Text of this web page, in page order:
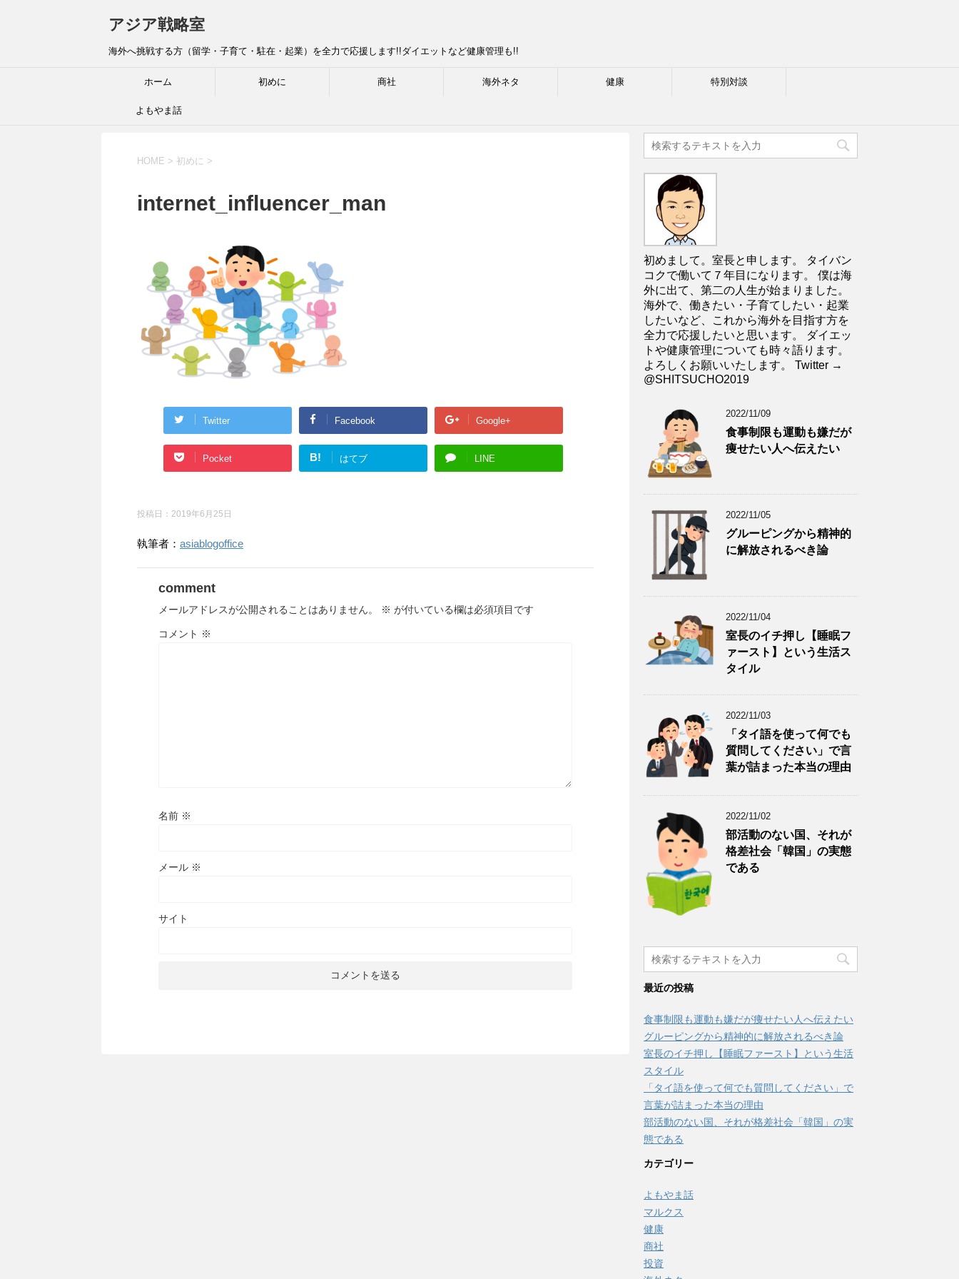
アジア戦略室
海外へ挑戦する方（留学・子育て・駐在・起業）を全力で応援します!!ダイエットなど健康管理も!!
ホーム 初めに 商社 海外ネタ 健康 特別対談
よもやま話
HOME > 初めに >
internet_influencer_man
Twitter Facebook Google+
Pocket B! はてブ LINE
投稿日： 2019年6月25日
執筆者： asiablogoffice
comment
メールアドレスが公開されることはありません。 ※ が付いている欄は必須項目です
コメント ※
名前 ※
メール ※
サイト
初めまして。室長と申します。 タイバン
コクで働いて７年目になります。 僕は海
外に出て、第二の人生が始まりました。
海外で、働きたい・子育てしたい・起業
したいなど、これから海外を目指す方を
全力で応援したいと思います。 ダイエッ
トや健康管理についても時々語ります。
よろしくお願いいたします。 Twitter →
@SHITSUCHO2019
2022/11/09
食事制限も運動も嫌だが
痩せたい人へ伝えたい
2022/11/05
グルーピングから精神的
に解放されるべき論
2022/11/04
室長のイチ押し【睡眠フ
ァースト】という生活ス
タイル
2022/11/03
「タイ語を使って何でも
質問してください」で言
葉が詰まった本当の理由
2022/11/02
部活動のない国、それが
格差社会「韓国」の実態
である
最近の投稿
食事制限も運動も嫌だが痩せたい人へ伝えたい
グルーピングから精神的に解放されるべき論
室長のイチ押し【睡眠ファースト】という生活
スタイル
「タイ語を使って何でも質問してください」で
言葉が詰まった本当の理由
部活動のない国、それが格差社会「韓国」の実
態である
カテゴリー
よもやま話
マルクス
健康
商社
投資